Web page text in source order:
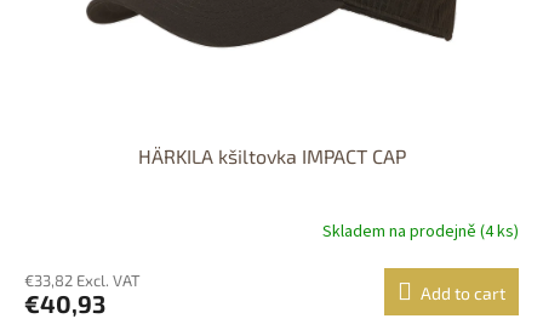
HÄRKILA kšiltovka IMPACT CAP
Skladem na prodejně (4 ks)
€33,82 Excl. VAT
€40,93 Add to cart